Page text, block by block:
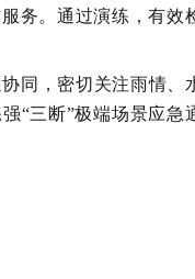
务。通过演练，有效
同，密切关注雨情、
“三断”极端场景应急